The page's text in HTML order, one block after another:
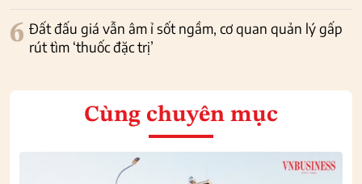
6 Đất đấu giá vẫn âm ỉ sốt ngầm, cơ quan quản lý gấp
rút tìm ‘thuốc đặc trị’
Cùng chuyên mục